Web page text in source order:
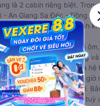
là 2 cabin riêng biệt.
- An Giang Sa Đéc - Đồng
tiện ích phục vụ hành
có gối nằm rời, có gối
seat belt. Giường rộng
lộn thoải mái. Đặc biệt là hệ
thư giãn trong những giờ
Sa Đéc - Đồng Tháp dài.
cạnh đầu để tiện tay tuỳ